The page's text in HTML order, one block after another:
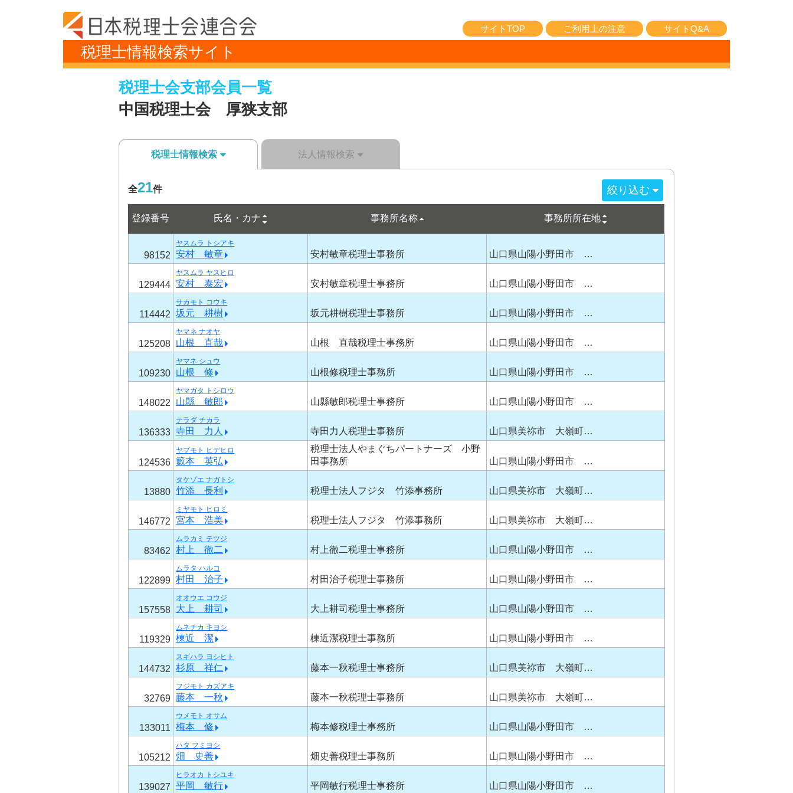
サイトTOP ご利用上の注意 サイトQ&A
税理士情報検索サイト
税理士会支部会員一覧
中国税理士会 厚狭支部
税理士情報検索 法人情報検索
全21件 絞り込む
登録番号 氏名・カナ 事務所名称 事務所所在地
98152
ヤスムラ トシアキ
安村 敏章 安村敏章税理士事務所 山口県山陽小野田市 …
129444
ヤスムラ ヤスヒロ
安村 泰宏 安村敏章税理士事務所 山口県山陽小野田市 …
114442
サカモト コウキ
坂元 耕樹 坂元耕樹税理士事務所 山口県山陽小野田市 …
125208
ヤマネ ナオヤ
山根 直哉 山根 直哉税理士事務所 山口県山陽小野田市 …
109230
ヤマネ シュウ
山根 修 山根修税理士事務所 山口県山陽小野田市 …
148022
ヤマガタ トシロウ
山縣 敏郎 山縣敏郎税理士事務所 山口県山陽小野田市 …
136333
テラダ チカラ
寺田 力人 寺田力人税理士事務所 山口県美祢市 大嶺町…
124536
ヤブモト ヒデヒロ
籔本 英弘
税理士法人やまぐちパートナーズ 小野
田事務所
山口県山陽小野田市 …
13880
タケゾエ ナガトシ
竹添 長利 税理士法人フジタ 竹添事務所 山口県美祢市 大嶺町…
146772
ミヤモト ヒロミ
宮本 浩美 税理士法人フジタ 竹添事務所 山口県美祢市 大嶺町…
83462
ムラカミ テツジ
村上 徹二 村上徹二税理士事務所 山口県山陽小野田市 …
122899
ムラタ ハルコ
村田 治子 村田治子税理士事務所 山口県山陽小野田市 …
157558
オオウエ コウジ
大上 耕司 大上耕司税理士事務所 山口県山陽小野田市 …
119329
ムネチカ キヨシ
棟近 潔 棟近潔税理士事務所 山口県山陽小野田市 …
144732
スギハラ ヨシヒト
杉原 祥仁 藤本一秋税理士事務所 山口県美祢市 大嶺町…
32769
フジモト カズアキ
藤本 一秋 藤本一秋税理士事務所 山口県美祢市 大嶺町…
133011
ウメモト オサム
梅本 修 梅本修税理士事務所 山口県山陽小野田市 …
105212
ハタ フミヨシ
畑 史善 畑史善税理士事務所 山口県山陽小野田市 …
139027
ヒラオカ トシユキ
平岡 敏行 平岡敏行税理士事務所 山口県山陽小野田市 …